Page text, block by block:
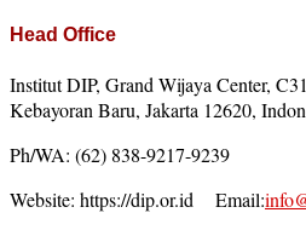
Head Office
Institut DIP, Grand Wijaya Center,
Kebayoran Baru, Jakarta 12620,
Ph/WA: (62) 838-9217-9239
Website: https://dip.or.id Email: